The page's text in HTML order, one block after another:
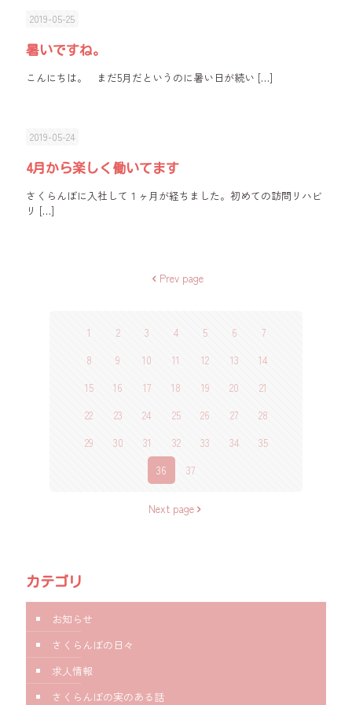
2019-05-25
暑いですね。
こんにちは。 まだ5月だというのに暑い日が続い […]
2019-05-24
4月から楽しく働いてます
さくらんぼに入社して１ヶ月が経ちました。初めての訪問リハビ
リ […]
Prev page
1 2 3 4 5 6
7
8
9 10 11 12 13
14
15
16 17 18 19 20
21
22
23 24 25 26 27
28
29
30 31 32 33 34
35
36
37
Next page
カテゴリ
お知らせ
さくらんぼの日々
求人情報
さくらんぼの実のある話